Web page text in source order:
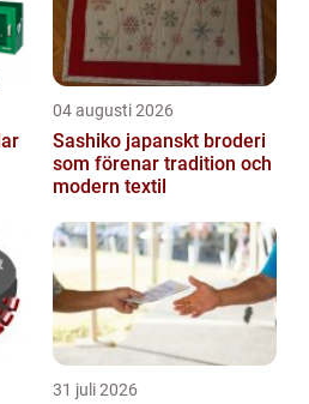
04 augusti 2026
Sashiko japanskt broderi
som förenar tradition och
modern textil
31 juli 2026